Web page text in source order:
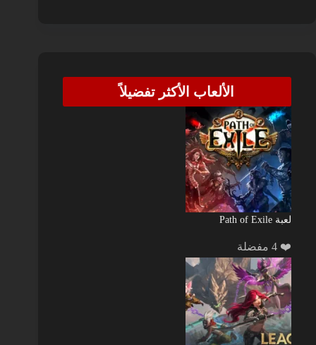
الألعاب الأكثر تفضيلاً
لعبة Path of Exile
❤️ 4 مفضلة